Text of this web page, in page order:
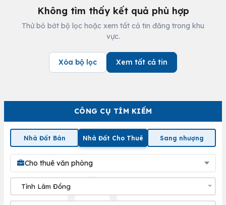
CÔNG CỤ TÌM KIẾM
Nhà Đất Bán Nhà Đất Cho Thuê Sang nhượng
Cho thuê văn phòng
Không tìm thấy kết quả phù hợp
Thử bỏ bớt bộ lọc hoặc xem tất cả tin đăng trong khu
vực.
Xóa bộ lọc Xem tất cả tin